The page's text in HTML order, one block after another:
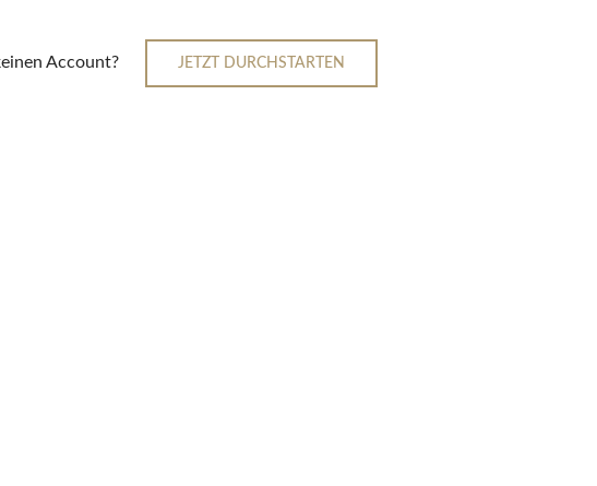
Account? JETZT DURCHSTARTEN